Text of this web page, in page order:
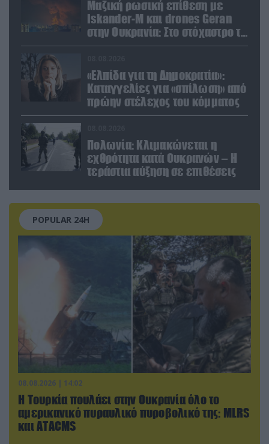
Μαζική ρωσική επίθεση με
Iskander-M και drones Geran
στην Ουκρανία: Στο στόχαστρο το
εργοστάσιο των Flamingo
«Ελπίδα για τη Δημοκρατία»:
Καταγγελίες για «σπίλωση» από
πρώην στέλεχος του κόμματος
Πολωνία: Κλιμακώνεται η
εχθρότητα κατά Ουκρανών – Η
τεράστια αύξηση σε επιθέσεις
POPULAR 24H
08.08.2026 | 14:02
Η Τουρκία πουλάει στην Ουκρανία όλο το
αμερικανικό πυραυλικό πυροβολικό της: MLRS
και ΑΤΑCMS